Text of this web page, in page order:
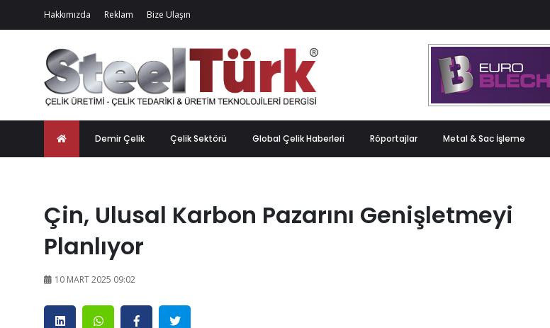
Hakkımızda Reklam Bize Ulaşın
Demir Çelik Çelik Sektörü Global Çelik Haberleri Röportajlar Metal & Sac İşleme
Çin, Ulusal Karbon Pazarını Genişletmeyi
Planlıyor
10 MART 2025 09:02